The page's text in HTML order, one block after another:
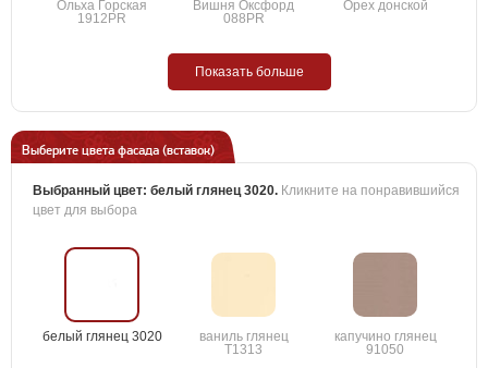
Ольха Горская
1912PR
Вишня Оксфорд
088PR
Орех донской
Показать больше
Выберите цвета фасада (вставок)
Выбранный цвет: белый глянец 3020. Кликните на понравившийся
цвет для выбора
белый глянец 3020
ваниль глянец
T1313
капучино глянец
91050